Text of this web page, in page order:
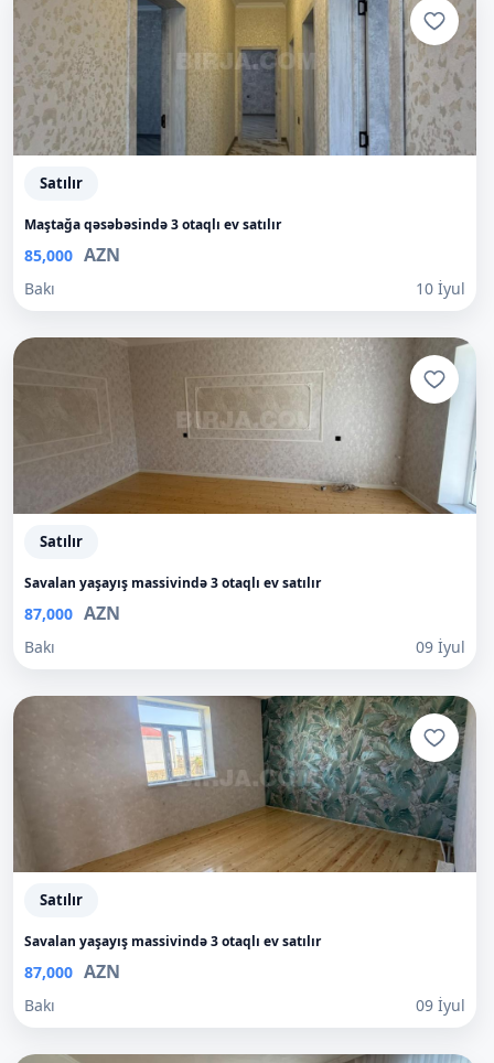
Satılır
Maştağa qəsəbəsində 3 otaqlı ev satılır
85,000 AZN
Bakı 10 İyul
Satılır
Savalan yaşayış massivində 3 otaqlı ev satılır
87,000 AZN
Bakı 09 İyul
Satılır
Savalan yaşayış massivində 3 otaqlı ev satılır
87,000 AZN
Bakı 09 İyul